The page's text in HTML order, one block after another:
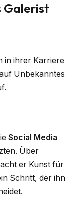
Galerist
in ihrer Karriere
Unbekanntes
Social Media
Über
er Kunst für
Schritt, der ihn